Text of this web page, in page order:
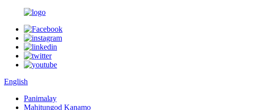
English
Panimalay
Mahitungod Kanamo